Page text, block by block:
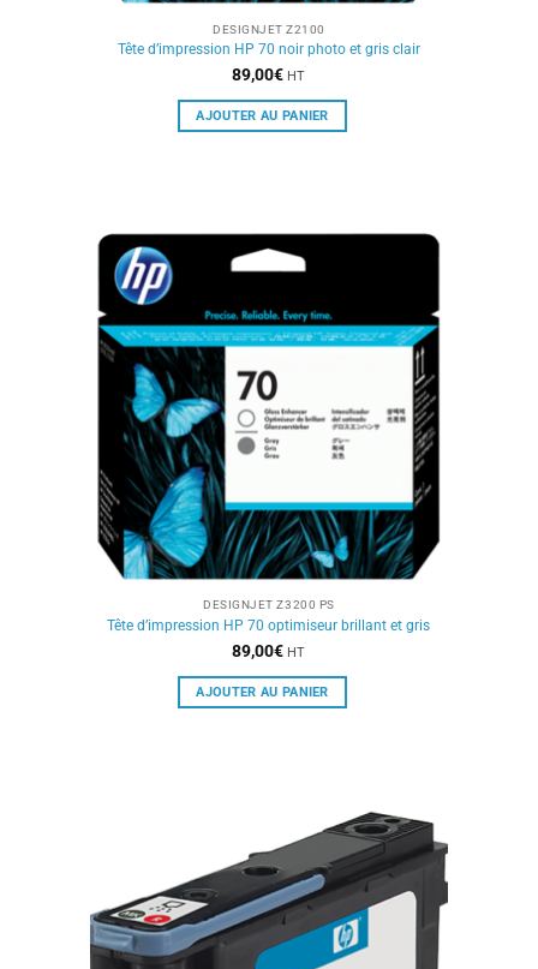
DESIGNJET Z2100
Tête d’impression HP 70 noir photo et gris clair
89,00€ HT
AJOUTER AU PANIER
DESIGNJET Z3200 PS
Tête d’impression HP 70 optimiseur brillant et gris
89,00€ HT
AJOUTER AU PANIER